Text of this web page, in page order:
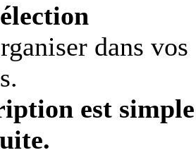
dans vos
est simple